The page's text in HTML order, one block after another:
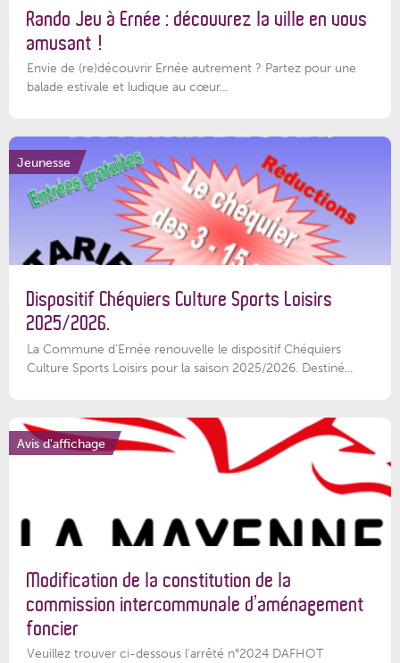
Rando Jeu à Ernée : découvrez la ville en vous
amusant !
Envie de (re)découvrir Ernée autrement ? Partez pour une
balade estivale et ludique au cœur...
Jeunesse
Dispositif Chéquiers Culture Sports Loisirs
2025/2026.
La Commune d'Ernée renouvelle le dispositif Chéquiers
Culture Sports Loisirs pour la saison 2025/2026. Destiné...
Avis d'affichage
Modification de la constitution de la
commission intercommunale d’aménagement
foncier
Veuillez trouver ci-dessous l'arrêté n°2024 DAFHOT